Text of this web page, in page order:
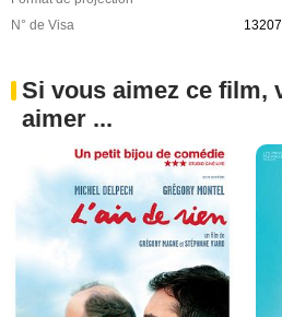
N° de Visa
Si vous aimez ce film,
aimer ...